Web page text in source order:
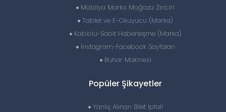
Mobilya Marka Mağaza Zinciri
Tablet ve E-Okuyucu (Marka)
Kablolu-Sabit Haberleşme (Marka)
İnstagram-Facebook Sayfaları
Buhar Makinesi
Popüler Şikayetler
Yanlış Alınan Bilet Iptali